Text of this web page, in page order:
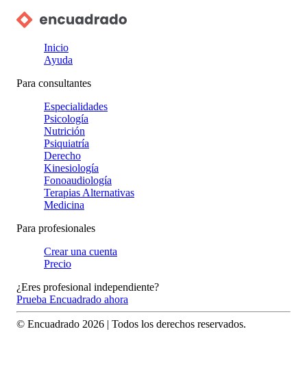
Inicio
Ayuda
Para consultantes
Especialidades
Psicología
Nutrición
Psiquiatría
Derecho
Kinesiología
Fonoaudiología
Terapias Alternativas
Medicina
Para profesionales
Crear una cuenta
Precio
¿Eres profesional independiente?
Prueba Encuadrado ahora
© Encuadrado 2026 | Todos los derechos reservados.